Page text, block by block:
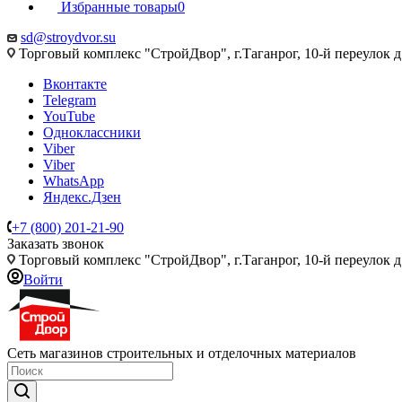
Избранные товары0
sd@stroydvor.su
Торговый комплекс "СтройДвор", г.Таганрог, 10-й переулок
Вконтакте
Telegram
YouTube
Одноклассники
Viber
Viber
WhatsApp
Яндекс.Дзен
+7 (800) 201-21-90
Заказать звонок
Торговый комплекс "СтройДвор", г.Таганрог, 10-й переулок
Войти
Сеть магазинов строительных и отделочных материалов